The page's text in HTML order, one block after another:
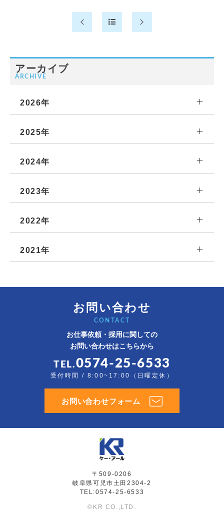
アーカイブ
ARCHIVE
2026年
2025年
2024年
2023年
2022年
2021年
お問い合わせ
CONTACT
お仕事依頼・採用に関しての
お問い合わせはこちらから
TEL.0574-25-6533
受付時間 / 8:00~17:00（日曜定休）
お問い合わせフォーム
〒509-0206
岐阜県可児市土田2304-2
TEL:0574-25-6533
©KR CO.,LTD.